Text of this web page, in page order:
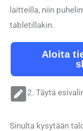
laitteilla, niin
tabletillakin.
Aloita
2. Täytä
Sinulta kysytään